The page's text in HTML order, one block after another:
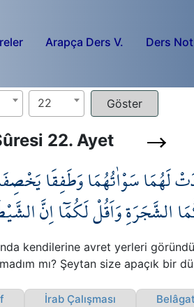
Arapça Ders V. Ders
22
22. Ayet
لَهُمَا سَوْاٰتُهُمَا وَطَفِقَا
الشَّجَرَةِ وَاَقُلْ لَكُمَٓا اِنَّ
kendilerine avret yerleri
mı? Şeytan size apaçık bir
İrab Çalışması